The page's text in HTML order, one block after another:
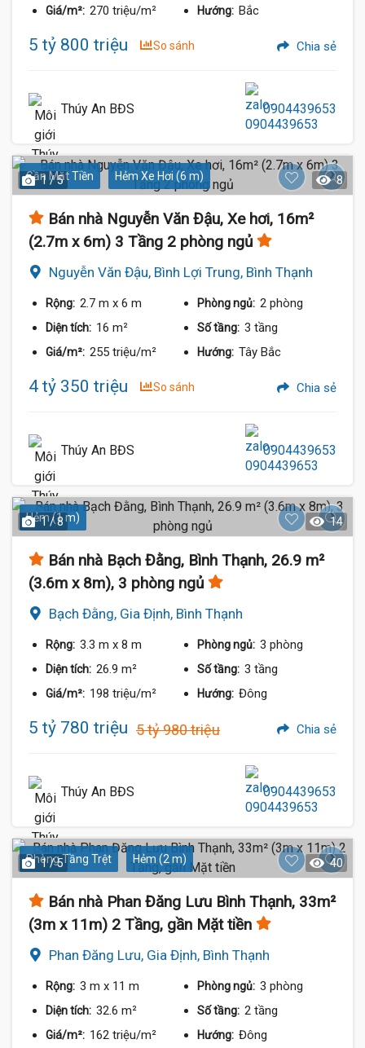
Giá/m²: 270 triệu/m² Hướng: Bắc
5 tỷ 800 triệu So sánh Chia sẻ
Thúy An BĐS 0904439653
Gần Mặt Tiền Hẻm Xe Hơi (6 m)
1 / 5 8
Bán nhà Nguyễn Văn Đậu, Xe hơi, 16m²
(2.7m x 6m) 3 Tầng 2 phòng ngủ
Nguyễn Văn Đậu, Bình Lợi Trung, Bình Thạnh
Rộng: 2.7 m x 6 m Phòng ngủ: 2 phòng
Diện tích: 16 m² Số tầng: 3 tầng
Giá/m²: 255 triệu/m² Hướng: Tây Bắc
4 tỷ 350 triệu So sánh Chia sẻ
Thúy An BĐS 0904439653
Hẻm (1 m)
1 / 8 14
Bán nhà Bạch Đằng, Bình Thạnh, 26.9 m²
(3.6m x 8m), 3 phòng ngủ
Bạch Đằng, Gia Định, Bình Thạnh
Rộng: 3.3 m x 8 m Phòng ngủ: 3 phòng
Diện tích: 26.9 m² Số tầng: 3 tầng
Giá/m²: 198 triệu/m² Hướng: Đông
5 tỷ 780 triệu 5 tỷ 980 triệu Chia sẻ
Thúy An BĐS 0904439653
Phòng Tầng Trệt Hẻm (2 m)
1 / 5 40
Bán nhà Phan Đăng Lưu Bình Thạnh, 33m²
(3m x 11m) 2 Tầng, gần Mặt tiền
Phan Đăng Lưu, Gia Định, Bình Thạnh
Rộng: 3 m x 11 m Phòng ngủ: 3 phòng
Diện tích: 32.6 m² Số tầng: 2 tầng
Giá/m²: 162 triệu/m² Hướng: Đông